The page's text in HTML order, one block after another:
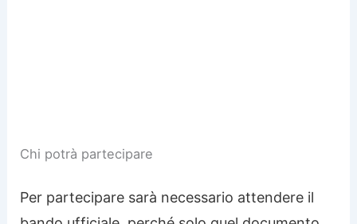
Chi potrà partecipare
Per partecipare sarà necessario attendere il